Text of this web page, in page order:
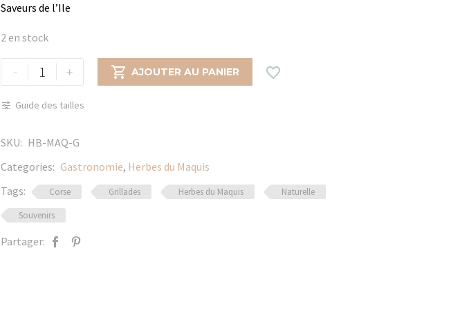
Saveurs de l’Ile
2 en stock
-
quantité
de
Herbes
Maquis
+  AJOUTER AU PANIER 
Guide des tailles
SKU: HB-MAQ-G
Categories: Gastronomie, Herbes du Maquis
Tags:
Corse Grillades Herbes du Maquis
Naturelle
Souvenirs
Partager: